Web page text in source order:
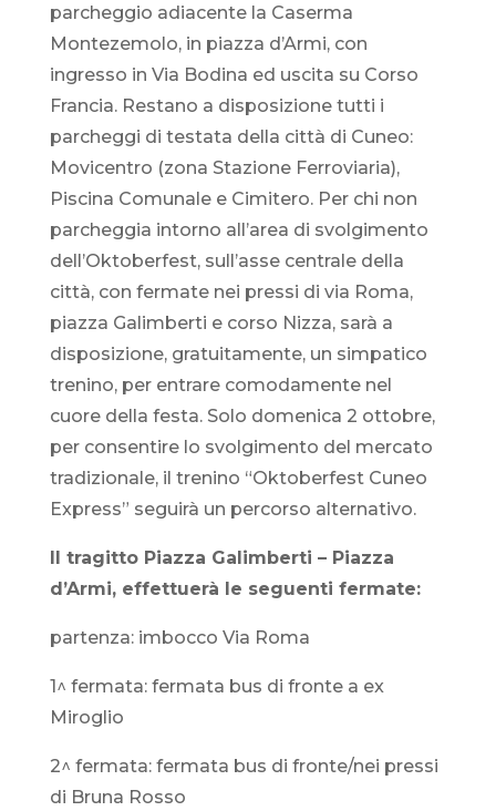
parcheggio adiacente la Caserma
Montezemolo, in piazza d’Armi, con
ingresso in Via Bodina ed uscita su Corso
Francia. Restano a disposizione tutti i
parcheggi di testata della città di Cuneo:
Movicentro (zona Stazione Ferroviaria),
Piscina Comunale e Cimitero. Per chi non
parcheggia intorno all’area di svolgimento
dell’Oktoberfest, sull’asse centrale della
città, con fermate nei pressi di via Roma,
piazza Galimberti e corso Nizza, sarà a
disposizione, gratuitamente, un simpatico
trenino, per entrare comodamente nel
cuore della festa. Solo domenica 2 ottobre,
per consentire lo svolgimento del mercato
tradizionale, il trenino “Oktoberfest Cuneo
Express” seguirà un percorso alternativo.
Il tragitto Piazza Galimberti – Piazza
d’Armi, effettuerà le seguenti fermate:
partenza: imbocco Via Roma
1^ fermata: fermata bus di fronte a ex
Miroglio
2^ fermata: fermata bus di fronte/nei pressi
di Bruna Rosso